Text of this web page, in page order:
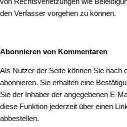
den Verfasser vorgehen zu können.
Abonnieren von Kommentaren
Als Nutzer der Seite können Sie nach
abonnieren. Sie erhalten eine
Sie der Inhaber der angegebenen E-
diese Funktion jederzeit über einen
abbestellen.